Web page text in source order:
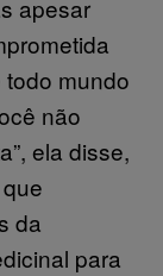
apesar
todo mundo
não
ela disse,
da
para